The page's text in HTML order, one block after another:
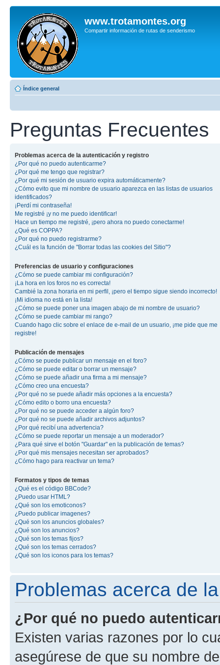
www.trotamontes.org
Compartir información de rutas de senderismo
Índice general
Preguntas Frecuentes
Problemas acerca de la autenticación y registro
¿Por qué no puedo autenticarme?
¿Por qué me tengo que registrar?
¿Por qué mi sesión de usuario expira automáticamente?
¿Cómo evito que mi nombre de usuario aparezca en las listas de usuarios
identificados?
¡Perdí mi contraseña!
Me registré ¡y no me puedo identificar!
Hace un tiempo me registré, ¡pero ahora no puedo conectarme!
¿Qué es COPPA?
¿Por qué no puedo registrarme?
¿Cuál es la función de "Borrar todas las cookies del Sitio"?
Preferencias de usuario y configuraciones
¿Cómo se puede cambiar mi configuración?
¡La hora en los foros no es correcta!
Cambié la zona horaria en mi perfil, ¡pero el tiempo sigue siendo incorrecto!
¡Mi idioma no está en la lista!
¿Cómo se puede poner una imagen abajo de mi nombre de usuario?
¿Cómo se puede cambiar mi rango?
Cuando hago clic sobre el enlace de e-mail de un usuario, ¡me pide que me
registre!
Publicación de mensajes
¿Cómo se puede publicar un mensaje en el foro?
¿Cómo se puede editar o borrar un mensaje?
¿Cómo se puede añadir una firma a mi mensaje?
¿Cómo creo una encuesta?
¿Por qué no se puede añadir más opciones a la encuesta?
¿Cómo edito o borro una encuesta?
¿Por qué no se puede acceder a algún foro?
¿Por qué no se puede añadir archivos adjuntos?
¿Por qué recibí una advertencia?
¿Cómo se puede reportar un mensaje a un moderador?
¿Para qué sirve el botón "Guardar" en la publicación de temas?
¿Por qué mis mensajes necesitan ser aprobados?
¿Cómo hago para reactivar un tema?
Formatos y tipos de temas
¿Qué es el código BBCode?
¿Puedo usar HTML?
¿Qué son los emoticonos?
¿Puedo publicar imagenes?
¿Qué son los anuncios globales?
¿Qué son los anuncios?
¿Qué son los temas fijos?
¿Qué son los temas cerrados?
¿Qué son los iconos para los temas?
Problemas acerca de
¿Por qué no puedo
Existen varias razones por lo
asegúrese de que su nombre